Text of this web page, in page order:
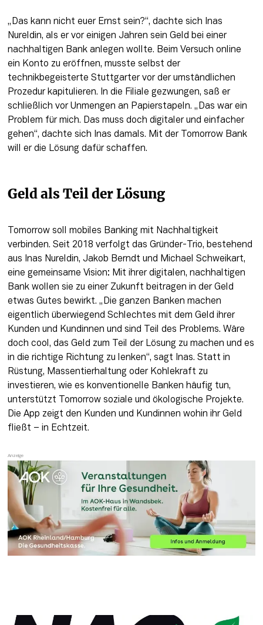
„Das kann nicht euer Ernst sein?“, dachte sich Inas
Nureldin, als er vor einigen Jahren sein Geld bei einer
nachhaltigen Bank anlegen wollte. Beim Versuch online
ein Konto zu eröffnen, musste selbst der
technikbegeisterte Stuttgarter vor der umständlichen
Prozedur kapitulieren. In die Filiale gezwungen, saß er
schließlich vor Unmengen an Papierstapeln. „Das war ein
Problem für mich. Das muss doch digitaler und einfacher
gehen“, dachte sich Inas damals. Mit der Tomorrow Bank
will er die Lösung dafür schaffen.
Geld als Teil der Lösung
Tomorrow soll mobiles Banking mit Nachhaltigkeit
verbinden. Seit 2018 verfolgt das Gründer-Trio, bestehend
aus Inas Nureldin, Jakob Berndt und Michael Schweikart,
eine gemeinsame Vision: Mit ihrer digitalen, nachhaltigen
Bank wollen sie zu einer Zukunft beitragen in der Geld
etwas Gutes bewirkt. „Die ganzen Banken machen
eigentlich überwiegend Schlechtes mit dem Geld ihrer
Kunden und Kundinnen und sind Teil des Problems. Wäre
doch cool, das Geld zum Teil der Lösung zu machen und es
in die richtige Richtung zu lenken“, sagt Inas. Statt in
Rüstung, Massentierhaltung oder Kohlekraft zu
investieren, wie es konventionelle Banken häufig tun,
unterstützt Tomorrow soziale und ökologische Projekte.
Die App zeigt den Kunden und Kundinnen wohin ihr Geld
fließt – in Echtzeit.